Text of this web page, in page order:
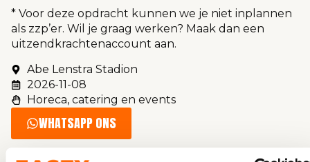
* Voor deze opdracht kunnen we je niet inplannen
als zzp’er. Wil je graag werken? Maak dan een
uitzendkrachtenaccount aan.
Abe Lenstra Stadion
2026-11-08
Horeca, catering en events
WHATSAPP ONS